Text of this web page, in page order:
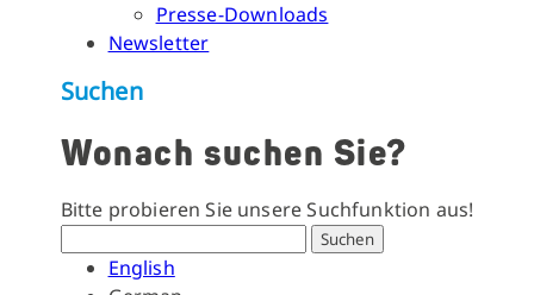
Presse-Downloads
Newsletter
Suchen
Wonach suchen Sie?
Bitte probieren Sie unsere Suchfunktion aus!
Suchen
English